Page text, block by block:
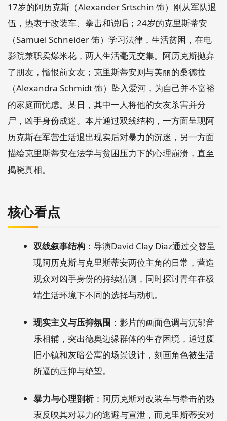
17岁的阿历克斯（Alexander Srtschin 饰）刚从军队退
伍，热衷于改装车、拳击和说唱；24岁的克里斯蒂安
（Samuel Schneider 饰）学习法律，生活贫困，在电
影院兼职卖爆米花，两人生活毫无交集。阿历克斯抛弃
了朋友，憎恨前女友；克里斯蒂安则与美丽的桑德拉
（Alexandra Schmidt 饰）坠入爱河，为自己并不富裕
的家庭而忧虑。某日，其中一人将他的女友杀害并分
尸，凶手身份成迷。本片通过双线结构，一方面呈现阿
历克斯在军营生活退出现实后对暴力的沉迷，另一方面
描绘克里斯蒂安在法学与贫困压力下的心理崩溃，直至
揭晓真相。
核心看点
双线叙事结构 ：导演David Clay Diaz通过交替呈
现阿历克斯与克里斯蒂安两位主角的日常，营造
观众对凶手身份的持续猜测，同时探讨青年在极
端生活环境下不同的选择与动机。
现实主义与压抑氛围 ：影片的画面色调与沉郁音
乐相辅，突出德奥边缘群体的生存困境，通过废
旧小镇和灰暗公寓的场景设计，刻画角色被生活
所逼的压抑与绝望。
暴力与心理剖析：阿历克斯对改装车与拳击的热
衷反映其对暴力的逃避与宣泄，而克里斯蒂安对